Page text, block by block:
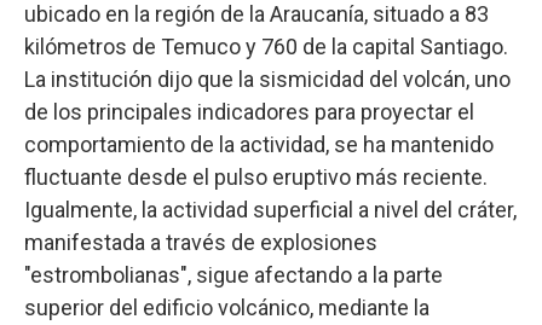
ubicado en la región de la Araucanía, situado a 83
kilómetros de Temuco y 760 de la capital Santiago.
La institución dijo que la sismicidad del volcán, uno
de los principales indicadores para proyectar el
comportamiento de la actividad, se ha mantenido
fluctuante desde el pulso eruptivo más reciente.
Igualmente, la actividad superficial a nivel del cráter,
manifestada a través de explosiones
"estrombolianas", sigue afectando a la parte
superior del edificio volcánico, mediante la